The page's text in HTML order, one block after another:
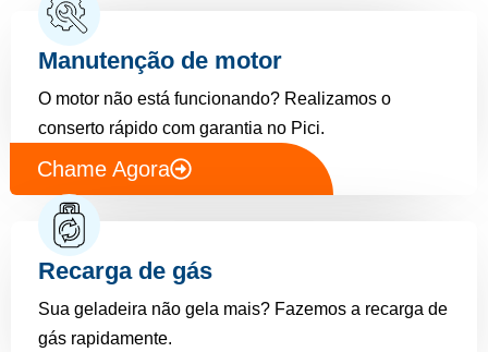
Manutenção de motor
O motor não está funcionando? Realizamos o
conserto rápido com garantia no Pici.
Chame Agora
Recarga de gás
Sua geladeira não gela mais? Fazemos a recarga de
gás rapidamente.